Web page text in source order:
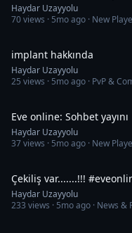
Haydar Uzayyolu
70views · 5mo ago · New
implant hakkında
Haydar Uzayyolu
25 views · 5mo ago · PvP &
Eve online: Sohbet yayını
Haydar Uzayyolu
37views · 5mo ago · New
Çekiliş var.......!!!
Haydar Uzayyolu
233 views · 5mo ago · News &